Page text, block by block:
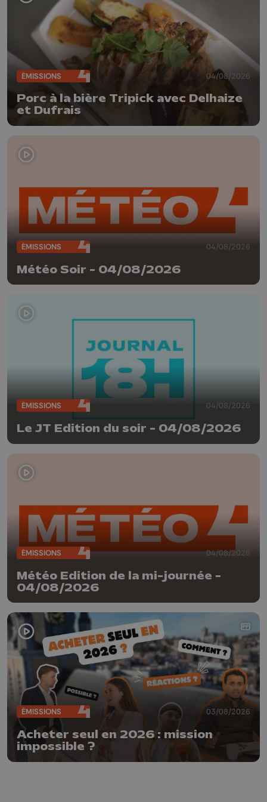
ÉMISSIONS 04/08/2026
Porc à la bière Tripick avec Delhaize
et Dufrais
ÉMISSIONS 04/08/2026
Météo Soir - 04/08/2026
ÉMISSIONS 04/08/2026
Le JT Edition du soir - 04/08/2026
ÉMISSIONS 04/08/2026
Météo Edition de la mi-journée -
04/08/2026
ÉMISSIONS 03/08/2026
Acheter seul en 2026 : mission
impossible ?